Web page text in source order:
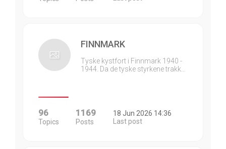
FINNMARK
Tyske kystfort i Finnmark 1940 -
1944. Da de tyske styrkene trakk…
96
Topics
1169
Posts
18 Jun 2026 14:36
Last post